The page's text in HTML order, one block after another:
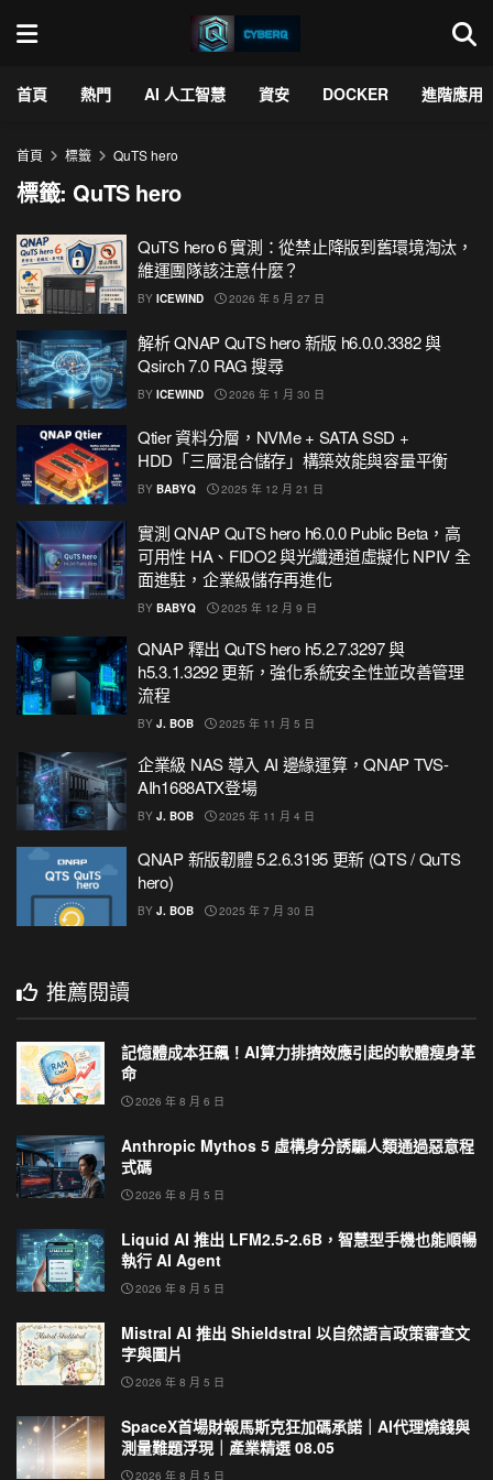
首頁 熱門 AI 人工智慧 資安 DOCKER 進階應用
首頁 標籤 QuTS hero
標籤: QuTS hero
QuTS hero 6 實測：從禁止降版到舊環境淘汰，
維運團隊該注意什麼？
BY ICEWIND 2026 年 5 月 27 日
解析 QNAP QuTS hero 新版 h6.0.0.3382 與
Qsirch 7.0 RAG 搜尋
BY ICEWIND 2026 年 1 月 30 日
Qtier 資料分層，NVMe + SATA SSD +
HDD「三層混合儲存」構築效能與容量平衡
BY BABYQ 2025 年 12 月 21 日
實測 QNAP QuTS hero h6.0.0 Public Beta，高
可用性 HA、FIDO2 與光纖通道虛擬化 NPIV 全
面進駐，企業級儲存再進化
BY BABYQ 2025 年 12 月 9 日
QNAP 釋出 QuTS hero h5.2.7.3297 與
h5.3.1.3292 更新，強化系統安全性並改善管理
流程
BY J. BOB 2025 年 11 月 5 日
企業級 NAS 導入 AI 邊緣運算，QNAP TVS-
AIh1688ATX登場
BY J. BOB 2025 年 11 月 4 日
QNAP 新版韌體 5.2.6.3195 更新 (QTS / QuTS
hero)
BY J. BOB 2025 年 7 月 30 日
推薦閱讀
記憶體成本狂飆！AI算力排擠效應引起的軟體瘦身革
命
2026 年 8 月 6 日
Anthropic Mythos 5 虛構身分誘騙人類通過惡意程
式碼
2026 年 8 月 5 日
Liquid AI 推出 LFM2.5-2.6B，智慧型手機也能順暢
執行 AI Agent
2026 年 8 月 5 日
Mistral AI 推出 Shieldstral 以自然語言政策審查文
字與圖片
2026 年 8 月 5 日
SpaceX首場財報馬斯克狂加碼承諾｜AI代理燒錢與
測量難題浮現｜產業精選 08.05
2026 年 8 月 5 日